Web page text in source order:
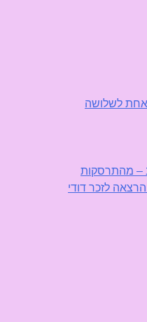
אחת לשלושה
– מהתרסקות
לזכר דודי